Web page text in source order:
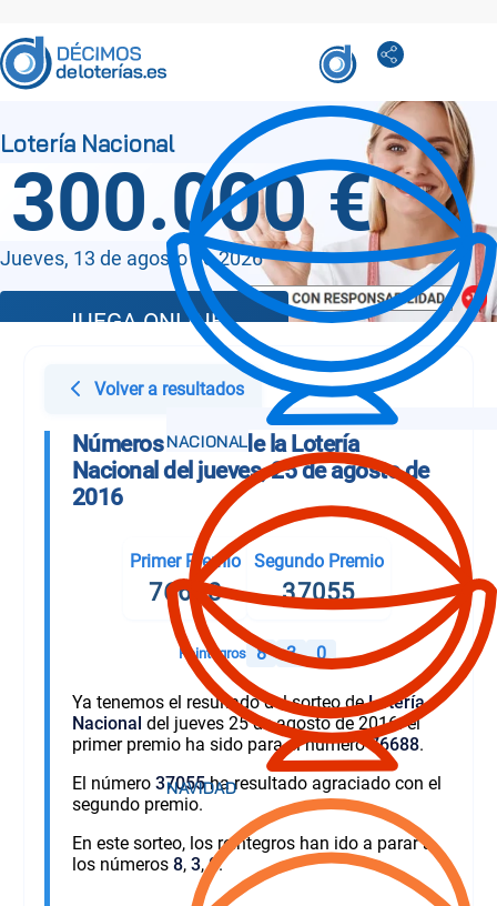
Volver a resultados
Números Sorteo de la Lotería
Nacional del jueves, 25 de agosto de
2016
Primer Premio
76688
Segundo Premio
37055
Reintegros 8 3 0
Ya tenemos el resultado del sorteo deLotería
Nacional del jueves 25 de agosto de 2016: el
primer premio ha sido para el número76688.
El número 37055ha resultado agraciado con el
segundo premio.
En este sorteo, los reintegros han ido a parar a
los números 8, 3,0 .
300.000 €
Jueves, 13 de agosto de 2026
JUEGA ONLINE